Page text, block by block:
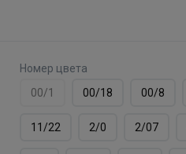
Номер цвета
00/1
00/18 00/8
11/22 2/0 2/07